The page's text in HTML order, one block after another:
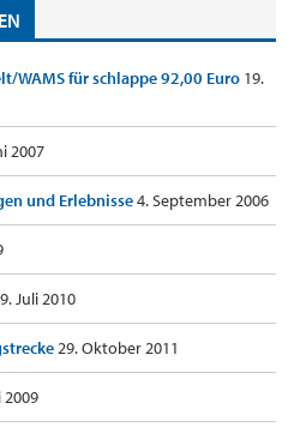
WAMS für schlappe 92,00 Euro 19.
2007
und Erlebnisse4. September 2006
Juli 2010
29. Oktober 2011
2009